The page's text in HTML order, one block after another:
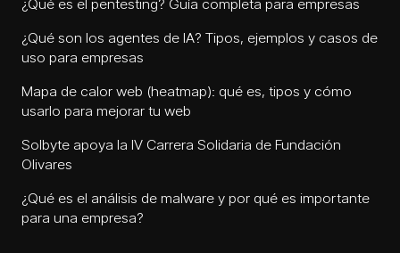
¿Qué es el pentesting? Guía completa para empresas
¿Qué son los agentes de IA? Tipos, ejemplos y casos de
uso para empresas
Mapa de calor web (heatmap): qué es, tipos y cómo
usarlo para mejorar tu web
Solbyte apoya la IV Carrera Solidaria de Fundación
Olivares
¿Qué es el análisis de malware y por qué es importante
para una empresa?